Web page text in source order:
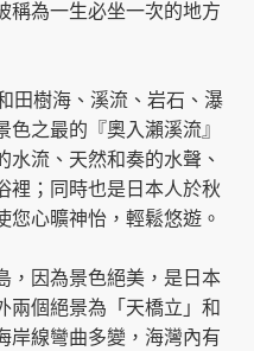
稱為一生必坐一次的地方
田樹海、溪流、岩石、瀑
之最的『奧入瀨溪流』
流、天然和奏的水聲、
裡；同時也是日本人於秋
您心曠神怡，輕鬆悠遊。
，因為景色絕美，是日本
個絕景為「天橋立」 和
岸線彎曲多變，海灣內有